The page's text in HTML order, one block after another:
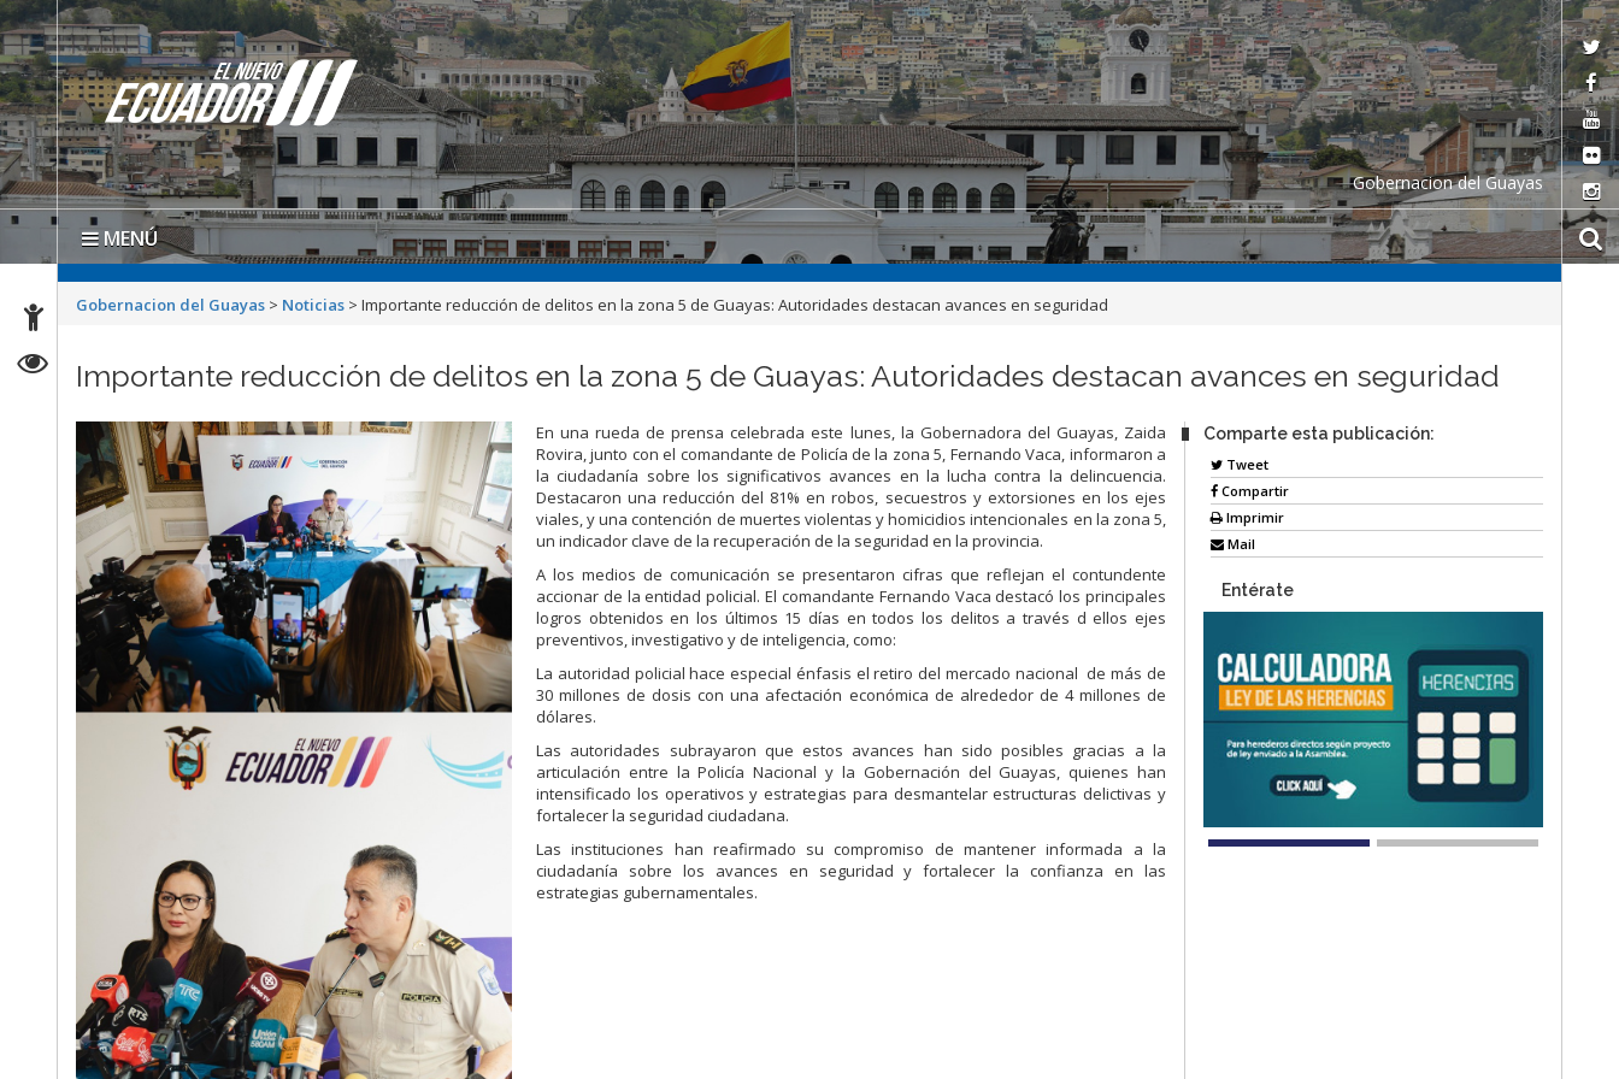
Gobernacion del Guayas
MENÚ
Gobernacion del Guayas > Noticias >Importante reducción de delitos en la zona 5 de Guayas: Autoridades destacan avances en seguridad
Importante reducción de delitos en la zona 5 de Guayas: Autoridades destacan avances en seguridad
En una rueda de prensa celebrada este lunes, la Gobernadora del Guayas, Zaida
Rovira, junto con el comandante de Policía de la zona 5, Fernando Vaca, informaron a
la ciudadanía sobre los significativos avances en la lucha contra la delincuencia.
Destacaron una reducción del 81% en robos, secuestros y extorsiones en los ejes
viales, y una contención de muertes violentas y homicidios intencionales en la zona 5,
un indicador clave de la recuperación de la seguridad en la provincia.
A los medios de comunicación se presentaron cifras que reflejan el contundente
accionar de la entidad policial. El comandante Fernando Vaca destacó los principales
logros obtenidos en los últimos 15 días en todos los delitos a través d ellos ejes
preventivos, investigativo y de inteligencia, como:
La autoridad policial hace especial énfasis el retiro del mercado nacional de más de
30 millones de dosis con una afectación económica de alrededor de 4 millones de
dólares.
Las autoridades subrayaron que estos avances han sido posibles gracias a la
articulación entre la Policía Nacional y la Gobernación del Guayas, quienes han
intensificado los operativos y estrategias para desmantelar estructuras delictivas y
fortalecer la seguridad ciudadana.
Las instituciones han reafirmado su compromiso de mantener informada a la
ciudadanía sobre los avances en seguridad y fortalecer la confianza en las
estrategias gubernamentales.
Comparte esta publicación:
Tweet
Compartir
Imprimir
Mail
Entérate